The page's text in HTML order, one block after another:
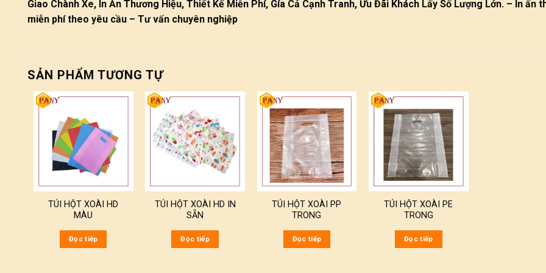
Giao Chành Xe, In Ấn Thương Hiệu, Thiết Kế Miễn Phí, Gía Cả Cạnh Tranh, Ưu Đãi Khách Lấy Số Lượng Lớn. – In ấn
miễn phí theo yêu cầu – Tư vấn chuyên nghiệp
SẢN PHẨM TƯƠNG TỰ
TÚI HỘT XOÀI HD
MÀU
Đọc tiếp
TÚI HỘT XOÀI HD IN
SẴN
Đọc tiếp
TÚI HỘT XOÀI PP
TRONG
Đọc tiếp
TÚI HỘT XOÀI PE
TRONG
Đọc tiếp